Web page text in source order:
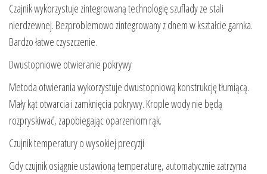
Czajnik wykorzystuje zintegrowaną technologię szuflady ze stali
nierdzewnej. Bezproblemowo zintegrowany z dnem w kształcie garnka.
Bardzo łatwe czyszczenie.
Dwustopniowe otwieranie pokrywy
Metoda otwierania wykorzystuje dwustopniową konstrukcję tłumiącą.
Mały kąt otwarcia i zamknięcia pokrywy. Krople wody nie będą
rozpryskiwać, zapobiegając oparzeniom rąk.
Czujnik temperatury o wysokiej precyzji
Gdy czujnik osiągnie ustawioną temperaturę, automatycznie zatrzyma